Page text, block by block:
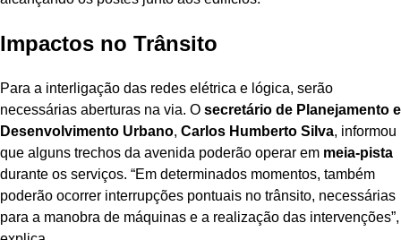
Impactos no Trânsito
Para a interligação das redes elétrica e lógica, serão
necessárias aberturas na via. O secretário de Planejamento e
Desenvolvimento Urbano, Carlos Humberto Silva, informou
que alguns trechos da avenida poderão operar em meia-pista
durante os serviços. “Em determinados momentos, também
poderão ocorrer interrupções pontuais no trânsito, necessárias
para a manobra de máquinas e a realização das intervenções”,